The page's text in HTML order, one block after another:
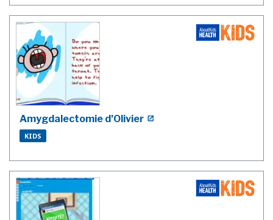
Amygdalectomie d’Olivier
KIDS